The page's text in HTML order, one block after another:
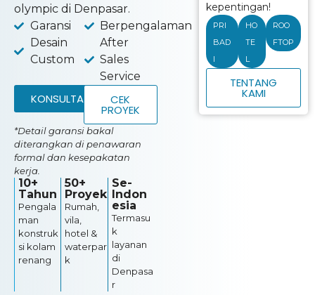
olympic di Denpasar.
Garansi
Desain
Custom
Berpengalaman
After
Sales
Service
KONSULTASI CEK
PROYEK
*Detail garansi bakal
diterangkan di penawaran
formal dan kesepakatan
kerja.
10+
Tahun
Pengala
man
konstruk
si kolam
renang
50+
Proyek
Rumah,
vila,
hotel &
waterpar
k
Se-
Indon
esia
Termasu
k
layanan
di
Denpasa
r
kepentingan!
PRI
BAD
I
HO
TE
L
ROO
FTOP
TENTANG
KAMI